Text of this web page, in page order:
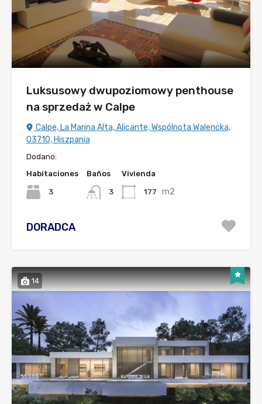
Luksusowy dwupoziomowy penthouse
na sprzedaż w Calpe
Calpe, La Marina Alta, Alicante, Wspólnota Walencka,
03710, Hiszpania
Dodano:
Habitaciones
3
Baños
3
Vivienda
177 m2
DORADCA
14